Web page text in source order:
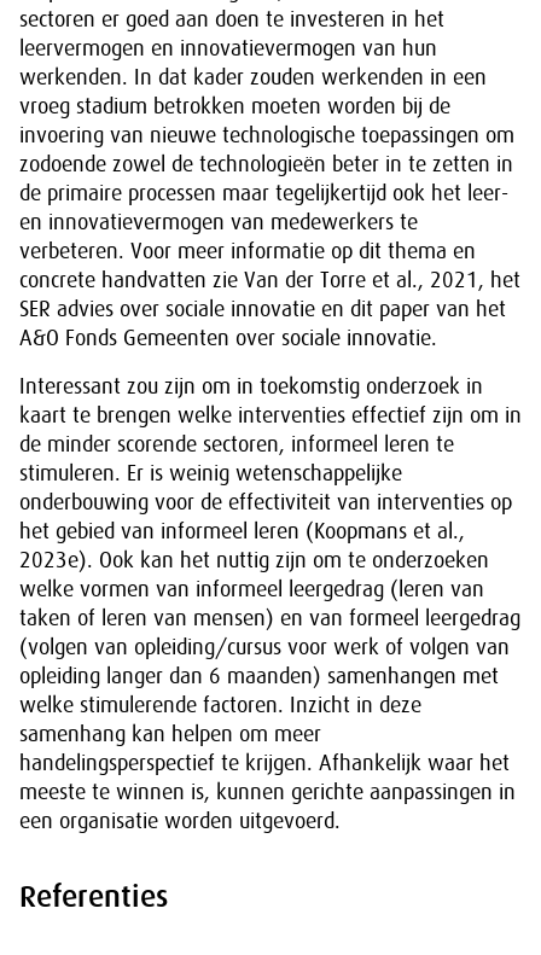
sectoren er goed aan doen te investeren in het
leervermogen en innovatievermogen van hun
werkenden. In dat kader zouden werkenden in een
vroeg stadium betrokken moeten worden bij de
invoering van nieuwe technologische toepassingen om
zodoende zowel de technologieën beter in te zetten in
de primaire processen maar tegelijkertijd ook het leer-
en innovatievermogen van medewerkers te
verbeteren. Voor meer informatie op dit thema en
concrete handvatten zie Van der Torre et al., 2021, het
SER advies over sociale innovatie en dit paper van het
A&O Fonds Gemeenten over sociale innovatie.
Interessant zou zijn om in toekomstig onderzoek in
kaart te brengen welke interventies effectief zijn om in
de minder scorende sectoren, informeel leren te
stimuleren. Er is weinig wetenschappelijke
onderbouwing voor de effectiviteit van interventies op
het gebied van informeel leren (Koopmans et al.,
2023e). Ook kan het nuttig zijn om te onderzoeken
welke vormen van informeel leergedrag (leren van
taken of leren van mensen) en van formeel leergedrag
(volgen van opleiding/cursus voor werk of volgen van
opleiding langer dan 6 maanden) samenhangen met
welke stimulerende factoren. Inzicht in deze
samenhang kan helpen om meer
handelingsperspectief te krijgen. Afhankelijk waar het
meeste te winnen is, kunnen gerichte aanpassingen in
een organisatie worden uitgevoerd.
Referenties